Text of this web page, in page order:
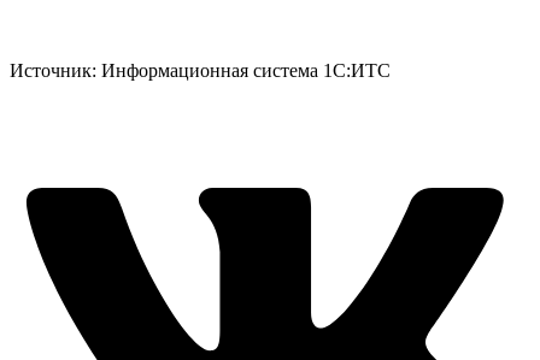
Источник: Информационная система 1С:ИТС